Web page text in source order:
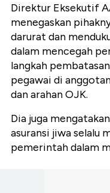
Direktur Eksekutif
menegaskan
darurat dan
dalam mencegah
langkah
pegawai di
dan arahan OJK.
Dia juga
asuransi jiwa selalu
pemerintah dalam